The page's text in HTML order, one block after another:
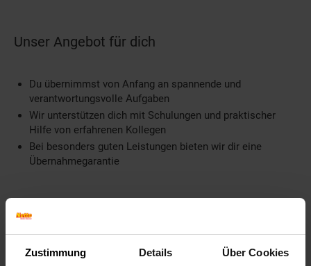
Zustimmung Details Über Cookies
Unser Angebot für dich
Du übernimmst von Anfang an spannende und
verantwortungsvolle Aufgaben
Wir unterstützen dich mit Schulungen und praktischer
Hilfe von erfahrenen Kollegen
Bei besonders guten Leistungen bieten wir dir eine
Übernahmegarantie
Weitere Informationen
Information und Bewerbung